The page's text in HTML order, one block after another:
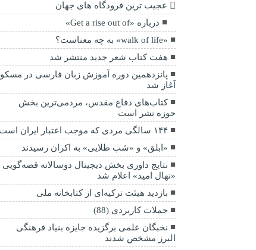
عجیب ترین فرودگاه های جهان
درباره «Get a rise out of»
«walk of life» به چه معناست؟
هفت کتاب شعر جدید منتشر شد
پانزدهمین دوره آموزش زبان فارسی در مسکو
آغاز شد
کتاب‌های دفاع مقدس، مردمی‌ترین بخش
حوزه نشر است
۱۴۴ سالگی مردی که موجب اعتبار ایران است
«ابلق» و «شب طلایی» به اکران رسیدند
نتایج داوری بخش دیجیتال دوسالانه قصه‌گویی
«نهال امید» اعلام شد
بازدید هیئت ترکیه‌ای از کتابخانه ملی
جملات کاربردی (88)
نخبگان علمی برگزیده جایزه بنیاد فرهنگی
البرز مشخص شدند